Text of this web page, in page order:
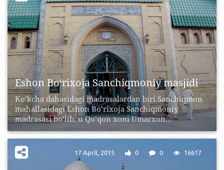
Eshon Bo‘rixoja Sanchiqmoniy masjidi
Ko‘kcha dahasidagi madrasalardan biri Sanchiqmon
mahallasidagi Eshon Bo‘rixoja Sanchiqmoniy
madrasasi bo‘lib, u Qo‘qon xoni Umarxon...
17 April, 2015 0 0 16617